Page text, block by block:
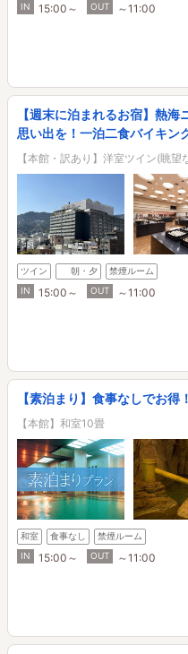
IN
15:00～ OUT ～11:00
【週末に泊まれるお宿】熱
思い出を！一泊二食バイキン
【本館・訳あり】洋室ツイン(眺望
ツイン 朝・夕
禁煙ルーム
IN
15:00～ OUT ～11:00
【素泊まり】食事なしでお得
【本館】和室10畳
和室 食事なし
禁煙ルーム
IN
15:00～ OUT ～11:00